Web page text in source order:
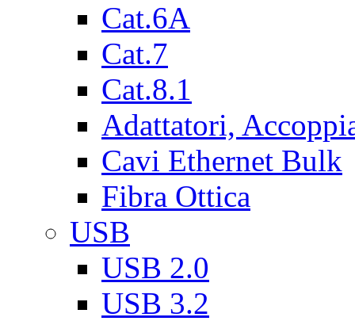
Cat.6A
Cat.7
Cat.8.1
Adattatori,
Cavi Ethernet Bulk
Fibra Ottica
USB
USB 2.0
USB 3.2